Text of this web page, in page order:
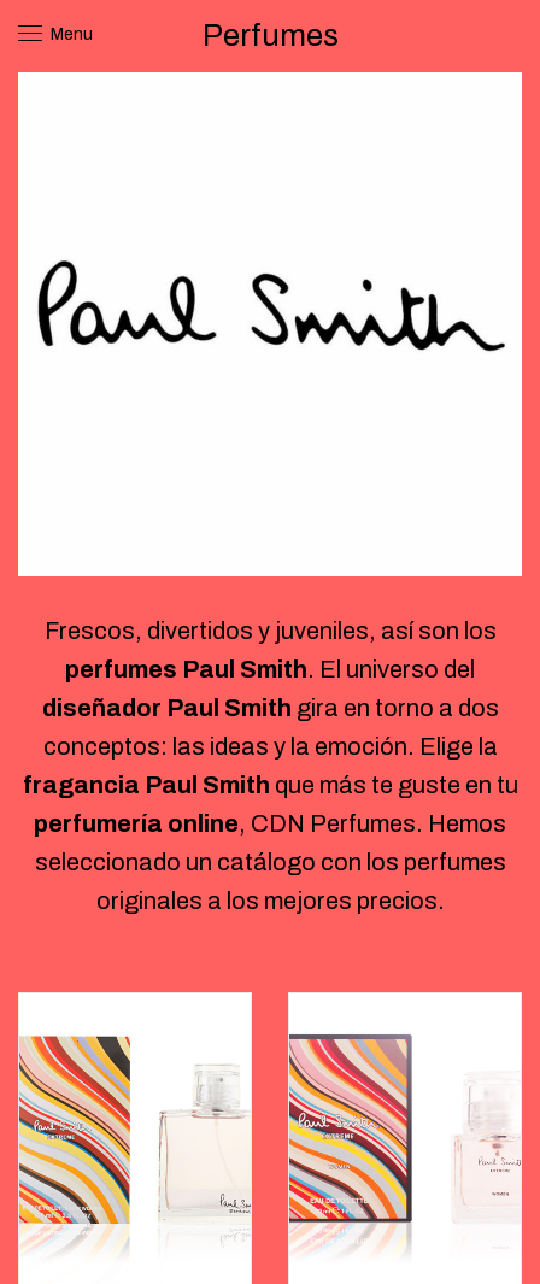
Menu Perfumes
Frescos, divertidos y juveniles, así son los
perfumes Paul Smith. El universo del
diseñador Paul Smith gira en torno a dos
conceptos: las ideas y la emoción. Elige la
fragancia Paul Smith que más te guste en tu
perfumería online, CDN Perfumes. Hemos
seleccionado un catálogo con los perfumes
originales a los mejores precios.